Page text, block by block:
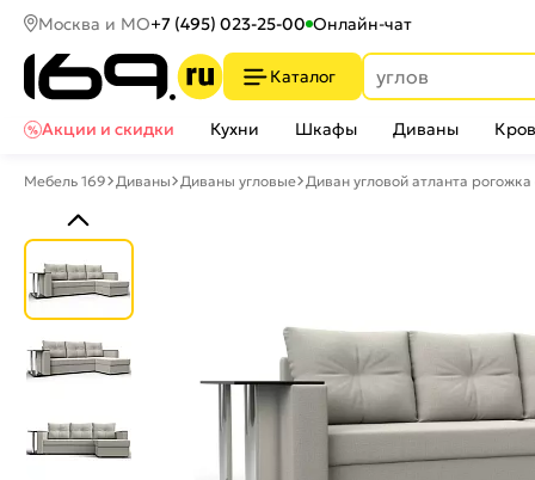
Москва и МО+7 (495) 023-25-00 Онлайн-чат
Каталог
Акции и скидки
Кухни Шкафы Диваны
Мебель 169 Диваны Диваны угловые Диван угловой атланта